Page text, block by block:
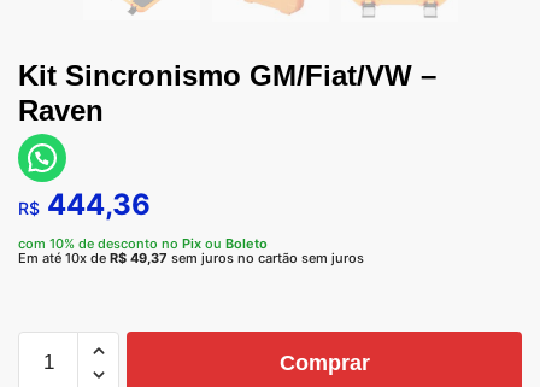
Kit Sincronismo GM/Fiat/VW –
Raven
R$ 444,36
com 10% de desconto no Pix ou Boleto
Em até 10x de R$ 49,37 sem juros no cartão sem juros
Comprar